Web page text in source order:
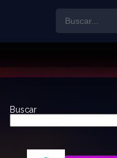
Buscar